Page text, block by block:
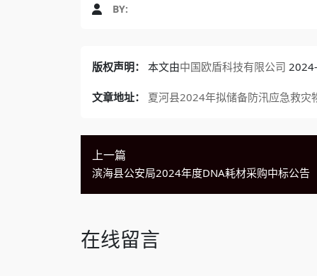
BY:
版权声明： 本文由中国欧盾科技有限公司
文章地址： 夏河县2024年拟储备防汛应急救
上一篇
滨海县公安局2024年度DNA耗材采购中标公告
在线留言